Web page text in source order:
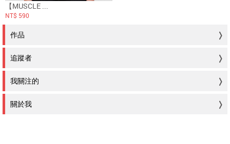
【MUSCLE ...
NT$ 590
作品
追蹤者
我關注的
關於我